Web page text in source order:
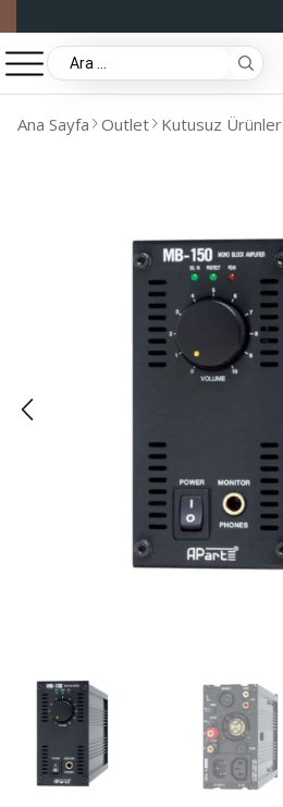
Ana Sayfa Outlet Kutusuz Ürünler